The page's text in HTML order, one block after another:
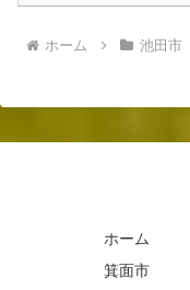
ホーム 池田市
ホーム
箕面市